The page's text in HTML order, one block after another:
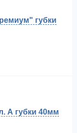
губки
А губки 40мм